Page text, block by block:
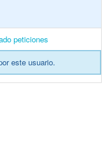
peticiones
este usuario.